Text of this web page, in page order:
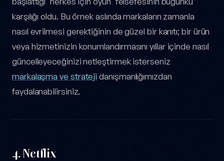
karşılığı oldu. Bu örnek aslında markaların zamanla
nasıl evrilmesi gerektiğinin de güzel bir kanıtı; bir ürün
veya hizmetinizin konumlandırmasını yıllar içinde nasıl
güncelleyeceğinizi netleştirmek isterseniz
markalaşma ve strateji danışmanlığımızdan
faydalanabilirsiniz.
4. Netflix